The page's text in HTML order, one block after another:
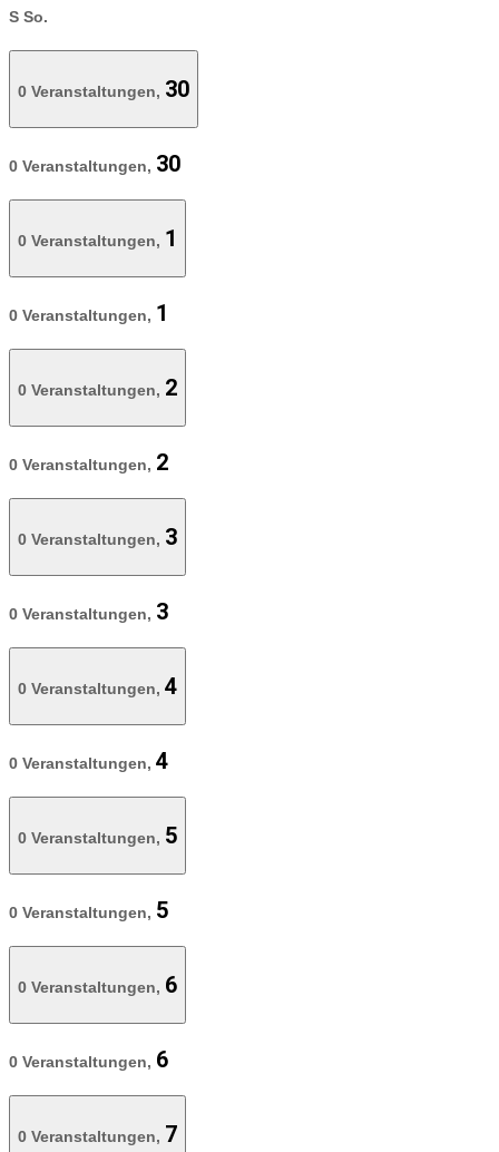
S So.
0 Veranstaltungen, 30
0 Veranstaltungen, 30
0 Veranstaltungen, 1
0 Veranstaltungen, 1
0 Veranstaltungen, 2
0 Veranstaltungen, 2
0 Veranstaltungen, 3
0 Veranstaltungen, 3
0 Veranstaltungen, 4
0 Veranstaltungen, 4
0 Veranstaltungen, 5
0 Veranstaltungen, 5
0 Veranstaltungen, 6
0 Veranstaltungen, 6
0 Veranstaltungen, 7